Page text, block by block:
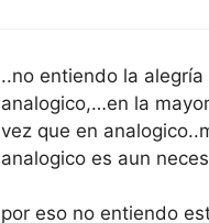
..no entiendo la
analogico,…en la
vez que en
analogico es aun
por eso no entiendo